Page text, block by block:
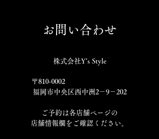
お問い合わせ
株式会社Y's Style
〒810-0002
福岡市中央区西中洲2－9－202
​ご予約は各店舗ページの
店舗情報欄をご確認ください。